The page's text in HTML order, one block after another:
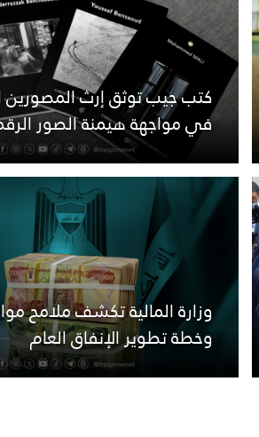
كتب جيب توثق إرث المصورين
في مواجهة هيمنة الصور
وخطة تطوير الإنفاق العام